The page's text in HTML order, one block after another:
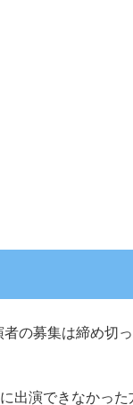
の募集は締め切
出演できなかった